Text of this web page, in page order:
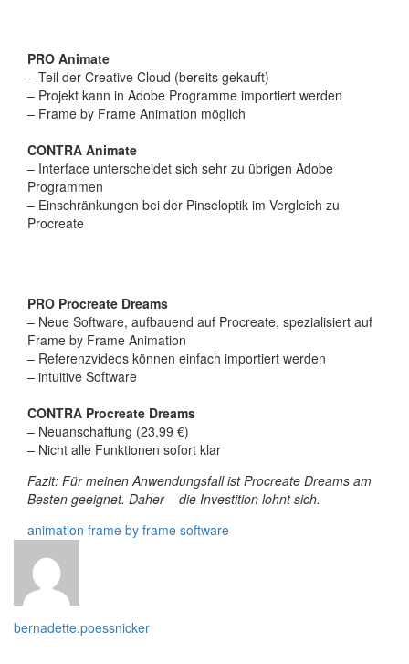
PRO Animate
– Teil der Creative Cloud (bereits gekauft)
– Projekt kann in Adobe Programme importiert werden
– Frame by Frame Animation möglich
CONTRA Animate
– Interface unterscheidet sich sehr zu übrigen Adobe
Programmen
– Einschränkungen bei der Pinseloptik im Vergleich zu
Procreate
PRO Procreate Dreams
– Neue Software, aufbauend auf Procreate, spezialisiert auf
Frame by Frame Animation
– Referenzvideos können einfach importiert werden
– intuitive Software
CONTRA Procreate Dreams
– Neuanschaffung (23,99 €)
– Nicht alle Funktionen sofort klar
Fazit: Für meinen Anwendungsfall ist Procreate Dreams am
Besten geeignet. Daher – die Investition lohnt sich.
animation frame by frame software
bernadette.poessnicker